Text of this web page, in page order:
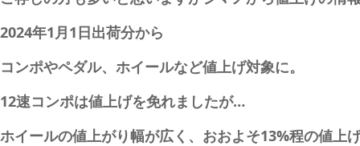
2024年1月1日出荷分から
コンポやペダル、ホイールなど値上げ対象に。
12速コンポは値上げを免れましたが…
ホイールの値上がり幅が広く、おおよそ13%程の値上